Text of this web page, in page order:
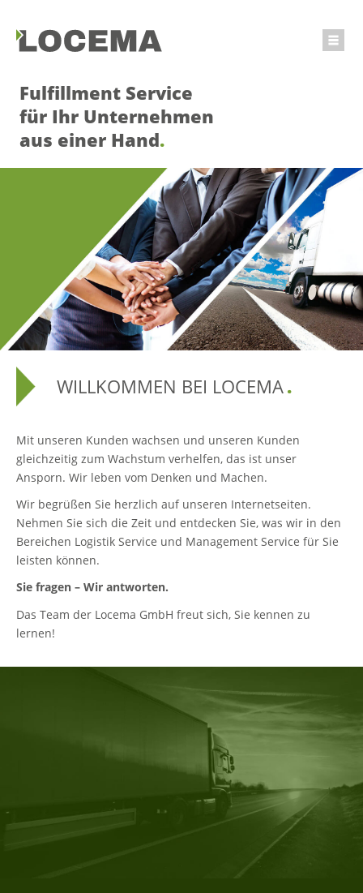
Fulfillment Service
für Ihr Unternehmen
aus einer Hand
WILLKOMMEN BEI LOCEMA
Mit unseren Kunden wachsen und unseren Kunden
gleichzeitig zum Wachstum verhelfen, das ist unser
Ansporn. Wir leben vom Denken und Machen.
Wir begrüßen Sie herzlich auf unseren Internetseiten.
Nehmen Sie sich die Zeit und entdecken Sie, was wir in den
Bereichen Logistik Service und Management Service für Sie
leisten können.
Sie fragen – Wir antworten.
Das Team der Locema GmbH freut sich, Sie kennen zu
lernen!